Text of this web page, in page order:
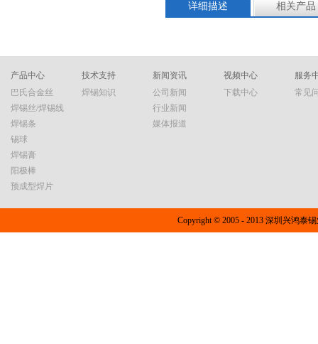
有铅锡条
详细描述 相关产品
产品中心
巴氏合金丝
焊锡丝/焊锡线
焊锡条
锡球
焊锡膏
阳极棒
预成型焊片
技术支持
焊锡知识
新闻资讯
公司新闻
行业新闻
媒体报道
视频中心
下载中心
服务
常见
Copyright © 2005 - 2013 深圳兴鸿泰